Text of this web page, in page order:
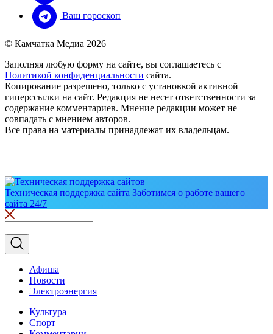
Ваш гороскоп
© Камчатка Медиа 2026
Заполняя любую форму на сайте, вы соглашаетесь с
Политикой конфиденциальности сайта.
Копирование разрешено, только с установкой активной
гиперссылки на сайт. Редакция не несет ответственности за
содержание комментариев. Мнение редакции может не
совпадать с мнением авторов.
Все права на материалы принадлежат их владельцам.
Техническая поддержка сайта Заботимся о работе вашего
сайта 24/7
Афиша
Новости
Электроэнергия
Культура
Спорт